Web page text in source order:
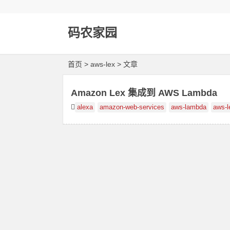
码农家园
首页 > aws-lex > 文章
Amazon Lex 集成到 AWS Lambda
alexa amazon-web-services aws-lambda aws-